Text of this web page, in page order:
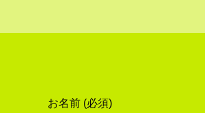
お名前 (必須)